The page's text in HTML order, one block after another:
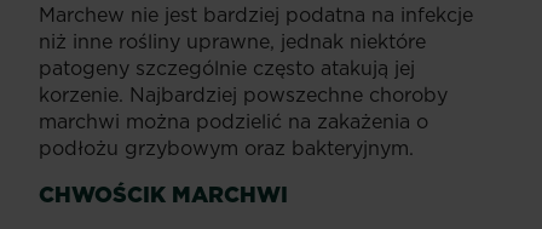
Marchew nie jest bardziej podatna na infekcje
niż inne rośliny uprawne, jednak niektóre
patogeny szczególnie często atakują jej
korzenie. Najbardziej powszechne choroby
marchwi można podzielić na zakażenia o
podłożu grzybowym oraz bakteryjnym.
CHWOŚCIK MARCHWI